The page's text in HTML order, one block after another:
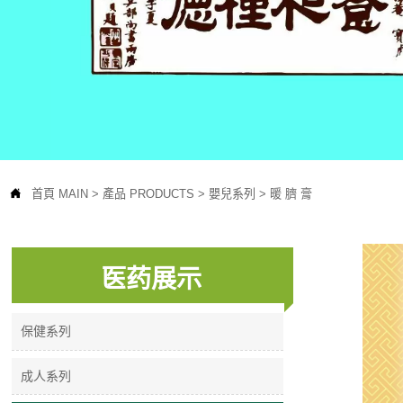
 首頁 MAIN > 產品 PRODUCTS > 嬰兒系列 > 暖 臍 膏
医药展示
保健系列
成人系列